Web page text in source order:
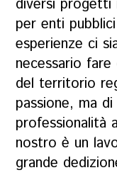
diversi progetti
per enti
esperienze ci
necessario
del territorio
passione, ma
professionalità
nostro è un
grande